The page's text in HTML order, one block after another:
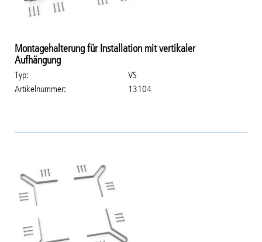
Montagehalterung für Installation mit vertikaler
Aufhängung
Typ
VS
Artikelnummer
13104